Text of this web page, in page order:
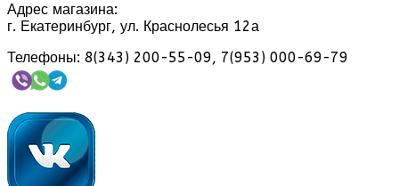
Адрес магазина:
г. Екатеринбург, ул. Краснолесья 12а
Телефоны: 8(343) 200-55-09, 7(953) 000-69-79